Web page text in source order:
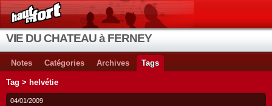
VIE DU CHATEAU à FERNEY
Notes Catégories Archives Tags
Tag > helvétie
04/01/2009